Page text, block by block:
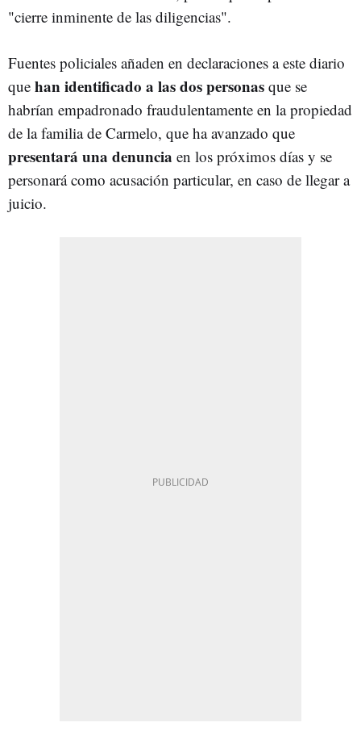
"cierre inminente de las diligencias".
Fuentes policiales añaden en declaraciones a este diario
que han identificado a las dos personas que se
habrían empadronado fraudulentamente en la propiedad
de la familia de Carmelo, que ha avanzado que
presentará una denuncia en los próximos días y se
personará como acusación particular, en caso de llegar a
juicio.